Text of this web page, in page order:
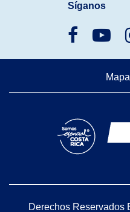
Síganos
Derechos Reservados